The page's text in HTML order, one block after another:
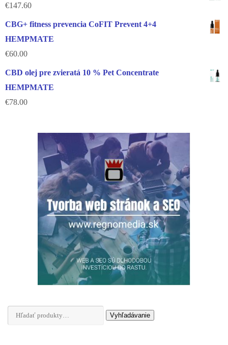
€147.60
CBG+ fitness prevencia CoFIT Prevent 4+4
HEMPMATE
€60.00
CBD olej pre zvieratá 10 % Pet Concentrate
HEMPMATE
€78.00
Hľadať: Vyhľadávanie